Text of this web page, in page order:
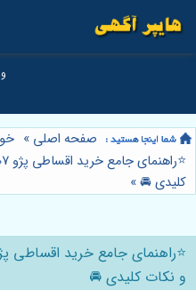
صفحه اصلی »
کلیدی 🚘»
و نکات کلیدی 🚘